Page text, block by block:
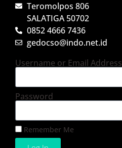
Teromolpos 806
SALATIGA 50702
0852 4666 7436
gedocso@indo.net.id
Username or Email Address
Password
Remember Me